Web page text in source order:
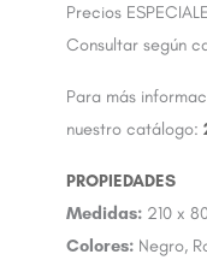
Precios
Consultar según
Para más
nuestro catálogo:
Medidas: 210 x
Colores: Negro,